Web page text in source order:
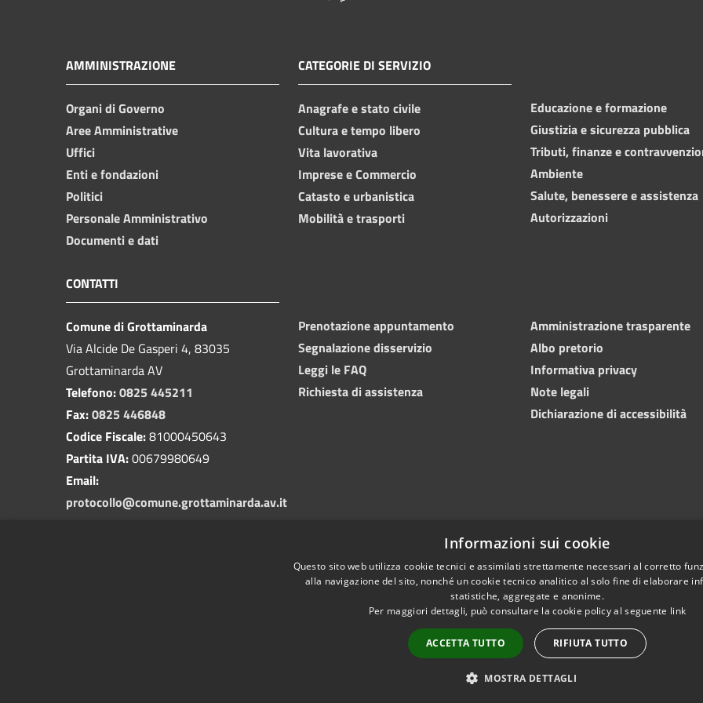
AMMINISTRAZIONE
Organi di Governo
Aree Amministrative
Uffici
Enti e fondazioni
Politici
Personale Amministrativo
Documenti e dati
CATEGORIE DI SERVIZIO
Anagrafe e stato civile
Cultura e tempo libero
Vita lavorativa
Imprese e Commercio
Catasto e urbanistica
Mobilità e trasporti
Educazione e formazione
Giustizia e sicurezza pubblica
Tributi, finanze e
Ambiente
Salute, benessere e assistenza
Autorizzazioni
CONTATTI
Comune di Grottaminarda
Via Alcide De Gasperi 4, 83035
Grottaminarda AV
Telefono:0825 445211
Fax:0825 446848
Codice Fiscale:81000450643
Partita IVA:00679980649
Email:
protocollo@comune.grottaminarda.av.it
Prenotazione appuntamento
Segnalazione disservizio
Leggi le FAQ
Richiesta di assistenza
Amministrazione trasparente
Albo pretorio
Informativa privacy
Note legali
Dichiarazione di accessibilità
Numeri utili PEC Copyright © 2024 •
Informazioni sui cookie
Questo sito web utilizza cookie tecnici e assimilati strettamente necessari al corretto
alla navigazione del sito, nonché un cookie tecnico analitico al solo fine di elaborare
statistiche, aggregate e anonime.
Per maggiori dettagli, può consultare la cookie policy al seguente link
ACCETTA TUTTO RIFIUTA TUTTO
MOSTRA DETTAGLI